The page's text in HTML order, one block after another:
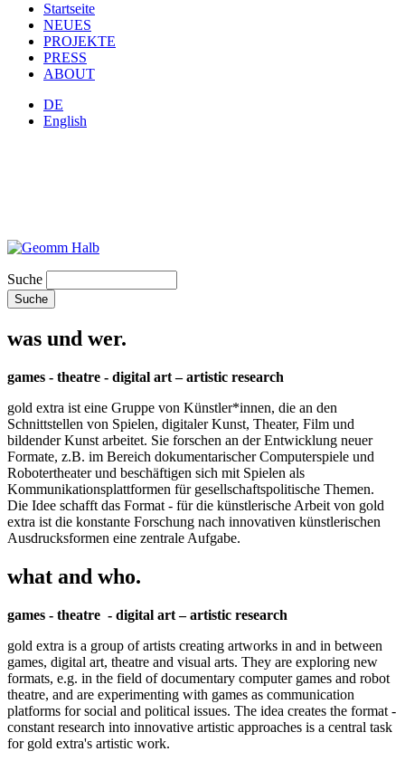
Startseite
NEUES
PROJEKTE
PRESS
ABOUT
DE
English
Suche
was und wer.
games - theatre - digital art – artistic research
gold extra ist eine Gruppe von Künstler*innen, die an den
Schnittstellen von Spielen, digitaler Kunst, Theater, Film und
bildender Kunst arbeitet. Sie forschen an der Entwicklung neuer
Formate, z.B. im Bereich dokumentarischer Computerspiele und
Robotertheater und beschäftigen sich mit Spielen als
Kommunikationsplattformen für gesellschaftspolitische Themen.
Die Idee schafft das Format - für die künstlerische Arbeit von gold
extra ist die konstante Forschung nach innovativen künstlerischen
Ausdrucksformen eine zentrale Aufgabe.
what and who.
games - theatre - digital art – artistic research
gold extra is a group of artists creating artworks in and in between
games, digital art, theatre and visual arts. They are exploring new
formats, e.g. in the field of documentary computer games and robot
theatre, and are experimenting with games as communication
platforms for social and political issues. The idea creates the format -
constant research into innovative artistic approaches is a central task
for gold extra's artistic work.